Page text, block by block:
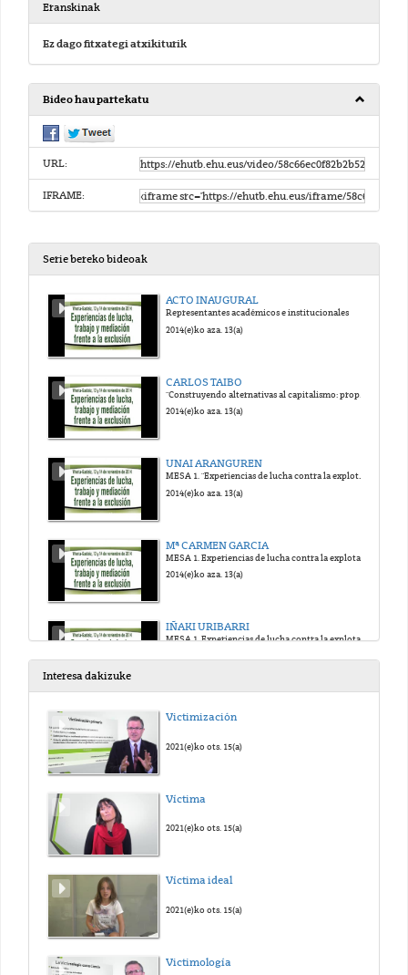
Eranskinak
Ez dago fitxategi atxikiturik
Bideo hau partekatu
URL:
IFRAME:
Serie bereko bideoak
ACTO INAUGURAL
Representantes académicos e institucionales
2014(e)ko aza. 13(a)
CARLOS TAIBO
"Construyendo alternativas al capitalismo: propuestas y experiencias transformadoras"
2014(e)ko aza. 13(a)
UNAI ARANGUREN
MESA 1. "Experiencias de lucha contra la explotación y la pobreza"
2014(e)ko aza. 13(a)
Mª CARMEN GARCIA
2014(e)ko aza. 13(a)
IÑAKI URIBARRI
MESA 1. Experiencias de lucha contra la explotación y la pobreza
Interesa dakizuke
Victimización
2021(e)ko ots. 15(a)
Víctima
2021(e)ko ots. 15(a)
Víctima ideal
2021(e)ko ots. 15(a)
Victimología